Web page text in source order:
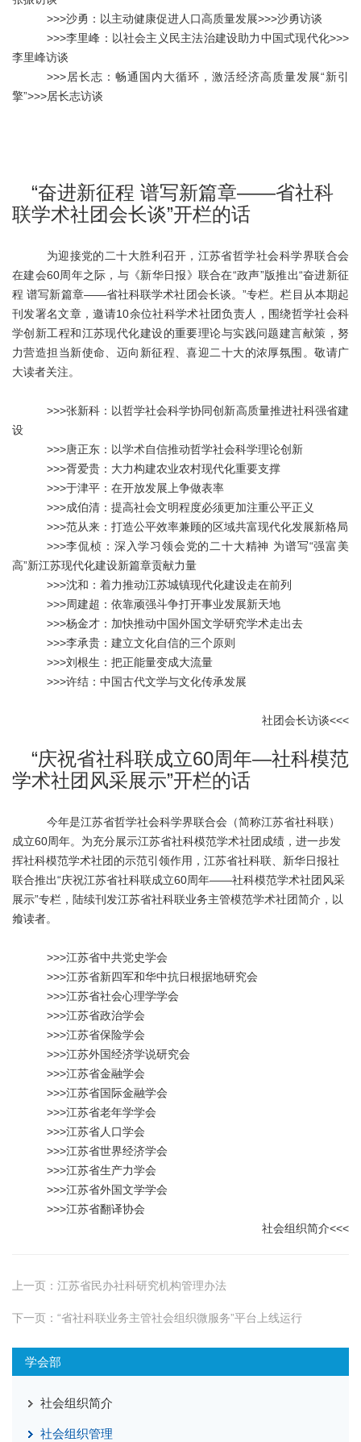
>>>沙勇：以主动健康促进人口高质量发展>>>沙勇访谈
>>>李里峰：以社会主义民主法治建设助力中国式现代化>>>
李里峰访谈
>>>居长志：畅通国内大循环，激活经济高质量发展“新引
擎”>>>居长志访谈
“奋进新征程 谱写新篇章——省社科
联学术社团会长谈”开栏的话
为迎接党的二十大胜利召开，江苏省哲学社会科学界联合会
在建会60周年之际 ，与《新华日报》联合在“政声”版推出“奋进新征
程 谱写新篇章——省社科联学术社团会长谈。”专栏。栏目从本期起
刊发署名文章，邀请10余位社科学术社团负责人，围绕哲学社会科
学创新工程和江苏现代化建设的重要理论与实践问题建言献策，努
力营造担当新使命、迈向新征程、喜迎二十大的浓厚氛围。敬请广
大读者关注。
>>>张新科：以哲学社会科学协同创新高质量推进社科强省建
设
>>>唐正东：以学术自信推动哲学社会科学理论创新
>>>胥爱贵：大力构建农业农村现代化重要支撑
>>>于津平：在开放发展上争做表率
>>>成伯清：提高社会文明程度必须更加注重公平正义
>>>范从来：打造公平效率兼顾的区域共富现代化发展新格局
>>>李侃桢：深入学习领会党的二十大精神 为谱写“强富美
高”新江苏现代化建设新篇章贡献力量
>>>沈和：着力推动江苏城镇现代化建设走在前列
>>>周建超：依靠顽强斗争打开事业发展新天地
>>>杨金才：加快推动中国外国文学研究学术走出去
>>>李承贵：建立文化自信的三个原则
>>>刘根生：把正能量变成大流量
>>>许结：中国古代文学与文化传承发展
社团会长访谈<<<
“庆祝省社科联成立60周年—社科模范
学术社团风采展示”开栏的话
今年是江苏省哲学社会科学界联合会（简称江苏省社科联）
成立60周年。为充分展示江苏省社科模范学术社团成绩，进一步发
挥社科模范学术社团的示范引领作用，江苏省社科联、新华日报社
联合推出“庆祝江苏省社科联成立60周年——社科模范学术社团风采
展示”专栏，陆续刊发江苏省社科联业务主管模范学术社团简介，以
飨读者。
>>>江苏省中共党史学会
>>>江苏省新四军和华中抗日根据地研究会
>>>江苏省社会心理学学会
>>>江苏省政治学会
>>>江苏省保险学会
>>>江苏外国经济学说研究会
>>>江苏省金融学会
>>>江苏省国际金融学会
>>>江苏省老年学学会
>>>江苏省人口学会
>>>江苏省世界经济学会
>>>江苏省生产力学会
>>>江苏省外国文学学会
>>>江苏省翻译协会
社会组织简介<<<
上一页： 江苏省民办社科研究机构管理办法
下一页： “省社科联业务主管社会组织微服务”平台上线运行
学会部
社会组织简介
社会组织管理